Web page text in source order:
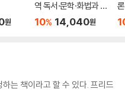
원
역 독서·문학·화법과 작
문 (2026년)
10% 14,040원
(
는 책이라고 할 수 있다. 프리드